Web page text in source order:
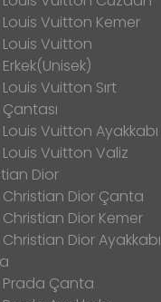
Louis Vuitton Kemer
Louis Vuitton
Erkek(Unisek)
Louis Vuitton Sırt
Çantası
Louis Vuitton Ayakkabı
Louis Vuitton Valiz
Dior
Christian Dior Çanta
Christian Dior Kemer
Christian Dior Ayakkabı
Prada Çanta